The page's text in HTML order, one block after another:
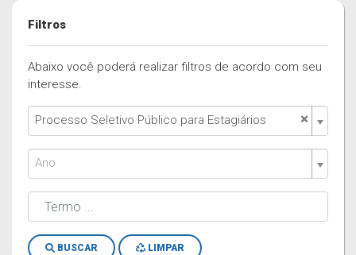
Filtros
Abaixo você poderá realizar filtros de acordo com seu
interesse.
×
Processo Seletivo Público para Estagiários
Ano
BUSCAR LIMPAR